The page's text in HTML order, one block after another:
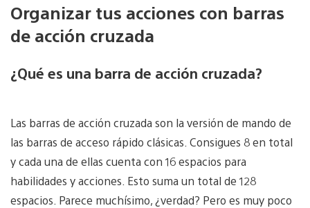
Organizar tus acciones con barras
de acción cruzada
¿Qué es una barra de acción cruzada?
Las barras de acción cruzada son la versión de mando de
las barras de acceso rápido clásicas. Consigues 8 en total
y cada una de ellas cuenta con 16 espacios para
habilidades y acciones. Esto suma un total de 128
espacios. Parece muchísimo, ¿verdad? Pero es muy poco